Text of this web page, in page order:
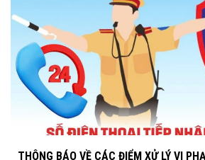
THÔNG BÁO VỀ CÁC ĐIỂM XỬ LÝ VI